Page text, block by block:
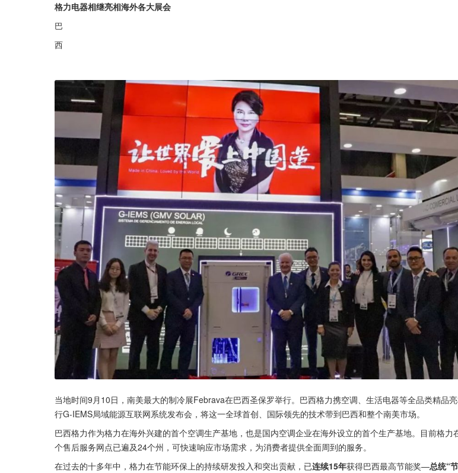
格力电器相继亮相海外各大展会
巴
西
当地时间9月10日，南美最大的制冷展Febrava在巴西圣保罗举行。巴西格力携空调、生活电器等全品类精品
行G-IEMS局域能源互联网系统发布会，将这一全球首创、国际领先的技术带到巴西和整个南美市场。
巴西格力作为格力在海外兴建的首个空调生产基地，也是国内空调企业在海外设立的首个生产基地。目前格力
个售后服务网点已遍及24个州，可快速响应市场需求，为消费者提供全面周到的服务。
在过去的十多年中，格力在节能环保上的持续研发投入和突出贡献，已连续15年获得巴西最高节能奖—总统“